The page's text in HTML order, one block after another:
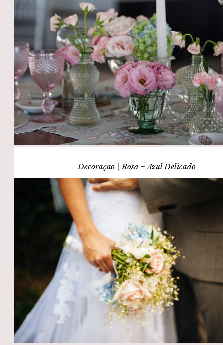
Decoração | Rosa + Azul Delicado